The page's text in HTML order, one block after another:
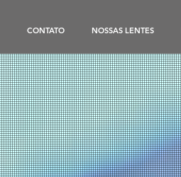
CONTATO NOSSAS LENTES